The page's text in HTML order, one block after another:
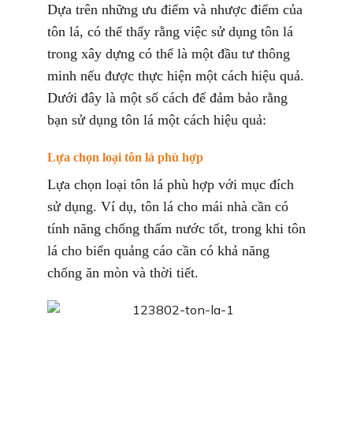
Dựa trên những ưu điểm và nhược điểm của
tôn lá, có thể thấy rằng việc sử dụng tôn lá
trong xây dựng có thể là một đầu tư thông
minh nếu được thực hiện một cách hiệu quả.
Dưới đây là một số cách để đảm bảo rằng
bạn sử dụng tôn lá một cách hiệu quả:
Lựa chọn loại tôn lá phù hợp
Lựa chọn loại tôn lá phù hợp với mục đích
sử dụng. Ví dụ, tôn lá cho mái nhà cần có
tính năng chống thấm nước tốt, trong khi tôn
lá cho biển quảng cáo cần có khả năng
chống ăn mòn và thời tiết.